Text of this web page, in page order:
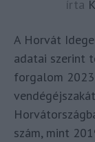
írta
A Horvát
adatai szerint
forgalom
szám, mint